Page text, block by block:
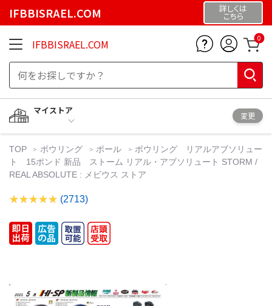
IFBBISRAEL.COM 詳しくは
こちら
IFBBISRAEL.COM 0
マイストア
変更
TOP ボウリング ボール
ボウリング リアルアブソリュー
ト 15ポンド 新品 ストーム リアル・アブソリュート STORM /
REAL ABSOLUTE : メビウス ストア
(2713)